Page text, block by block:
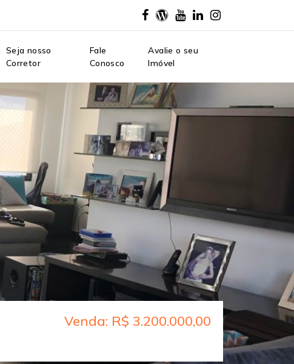
Seja nosso
Corretor
Fale
Conosco
Avalie o seu
Imóvel
Venda: R$ 3.200.000,00